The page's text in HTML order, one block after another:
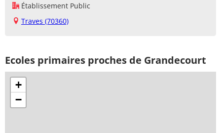
Établissement Public
Traves (70360)
Ecoles primaires proches de Grandecourt
+
−